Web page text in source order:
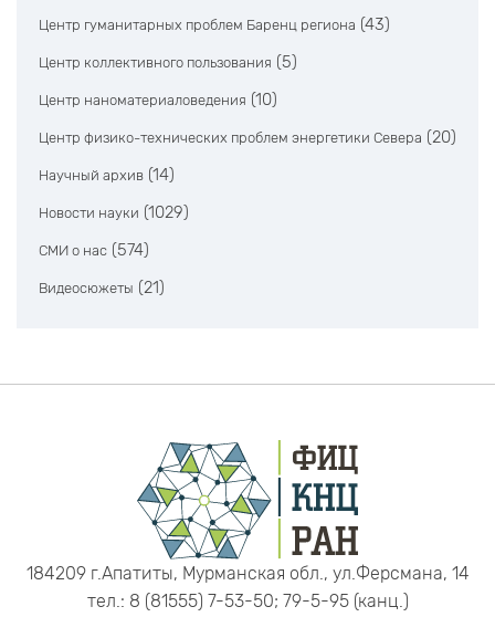
Центр гуманитарных проблем Баренц региона (43)
Центр коллективного пользования (5)
Центр наноматериаловедения (10)
Центр физико-технических проблем энергетики Севера (20)
Научный архив (14)
Новости науки (1029)
СМИ о нас (574)
Видеосюжеты (21)
184209 г.Апатиты, Мурманская обл., ул.Ферсмана, 14
тел.: 8 (81555) 7-53-50; 79-5-95 (канц.)